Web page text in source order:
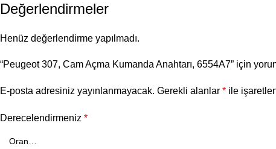
Değerlendirmeler
Henüz değerlendirme yapılmadı.
“Peugeot 307, Cam Açma Kumanda Anahtarı, 6554A7” için
E-posta adresiniz yayınlanmayacak. Gerekli alanlar * ile
Derecelendirmeniz *